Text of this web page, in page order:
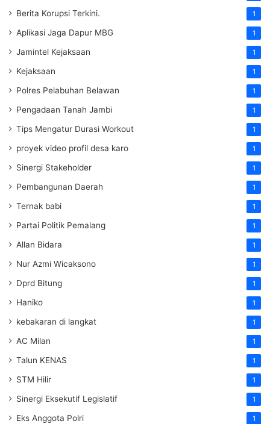
Berita Korupsi Terkini. 1
Aplikasi Jaga Dapur MBG 1
Jamintel Kejaksaan 1
Kejaksaan 1
Polres Pelabuhan Belawan 1
Pengadaan Tanah Jambi 1
Tips Mengatur Durasi Workout 1
proyek video profil desa karo 1
Sinergi Stakeholder 1
Pembangunan Daerah 1
Ternak babi 1
Partai Politik Pemalang 1
Allan Bidara 1
Nur Azmi Wicaksono 1
Dprd Bitung 1
Haniko 1
kebakaran di langkat 1
AC Milan 1
Talun KENAS 1
STM Hilir 1
Sinergi Eksekutif Legislatif 1
Eks Anggota Polri 1